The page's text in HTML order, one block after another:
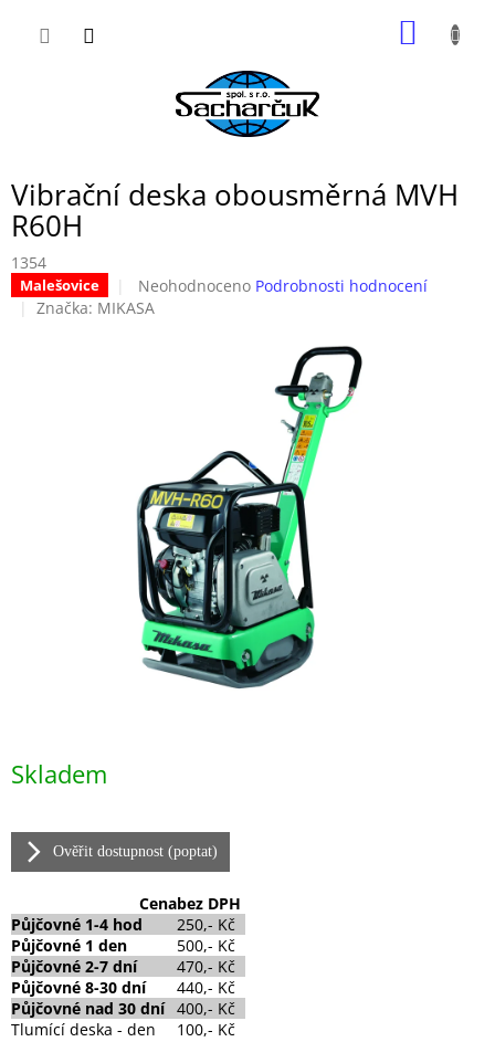
Vibrační deska obousměrná MVH
R60H
1354
Malešovice
Průměrné
hodnocení
Neohodnoceno Podrobnosti hodnocení
Značka: MIKASA
cena:
Skladem
Ověřit dostupnost (poptat)
Cenabez DPH
Půjčovné 1-4 hod
250,- Kč
Půjčovné 1 den
500,- Kč
Půjčovné 2-7 dní
470,- Kč
Půjčovné 8-30 dní
440,- Kč
Půjčovné nad 30 dní 400,- Kč
Tlumící deska - den
100,- Kč